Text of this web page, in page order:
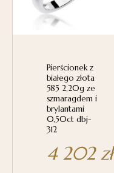
Pierścionek z
białego złota
585 2,20g ze
szmaragdem i
brylantami
0,50ct dbj-
312
4 202zł